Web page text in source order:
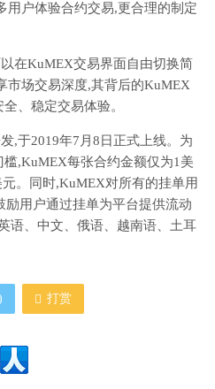
用户体验合约交易,更合理的制定
在KuMEX交易界面自由切换简
市场交易深度,其背后的KuMEX
、稳定交易体验。
,于2019年7月8日正式上线。为
,KuMEX每张合约金额仅为1美
。同时,KuMEX对所有的挂单用
励用户通过挂单为平台提供流动
语、中文、俄语、越南语、土耳
打赏